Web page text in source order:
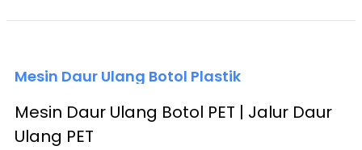
Mesin Daur Ulang Botol Plastik
Mesin Daur Ulang Botol PET | Jalur Daur
Ulang PET